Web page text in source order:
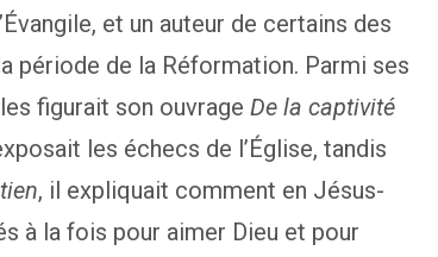
et un auteur de certains des
période de la Réformation. Parmi ses
figurait son ouvrage De la captivité
les échecs de l’Église, tandis
, il expliquait comment en Jésus-
à la fois pour aimer Dieu et pour